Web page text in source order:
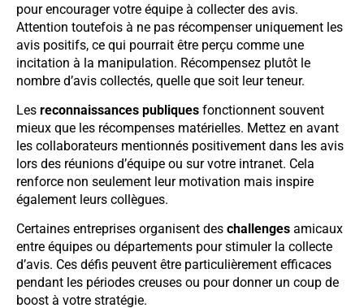
pour encourager votre équipe à collecter des avis.
Attention toutefois à ne pas récompenser uniquement les
avis positifs, ce qui pourrait être perçu comme une
incitation à la manipulation. Récompensez plutôt le
nombre d’avis collectés, quelle que soit leur teneur.
Les reconnaissances publiques fonctionnent souvent
mieux que les récompenses matérielles. Mettez en avant
les collaborateurs mentionnés positivement dans les avis
lors des réunions d’équipe ou sur votre intranet. Cela
renforce non seulement leur motivation mais inspire
également leurs collègues.
Certaines entreprises organisent des challenges amicaux
entre équipes ou départements pour stimuler la collecte
d’avis. Ces défis peuvent être particulièrement efficaces
pendant les périodes creuses ou pour donner un coup de
boost à votre stratégie.